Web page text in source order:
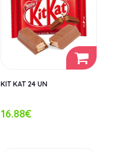
KIT KAT 24 UN
16.88€